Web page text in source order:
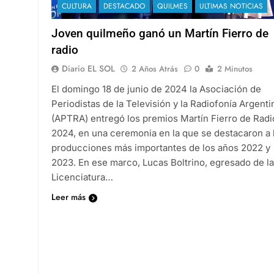
CULTURA DESTACADO QUILMES ULTIMAS NOTICIAS
Joven quilmeño ganó un Martín Fierro de
radio
Diario EL SOL 2 Años Atrás 0
2 Minutos
El domingo 18 de junio de 2024 la Asociación de
Periodistas de la Televisión y la Radiofonía
(APTRA) entregó los premios Martín Fierro de
2024, en una ceremonia en la que se destacaron a
producciones más importantes de los años 2022 y
2023. En ese marco, Lucas Boltrino, egresado de la
Licenciatura…
Leer más